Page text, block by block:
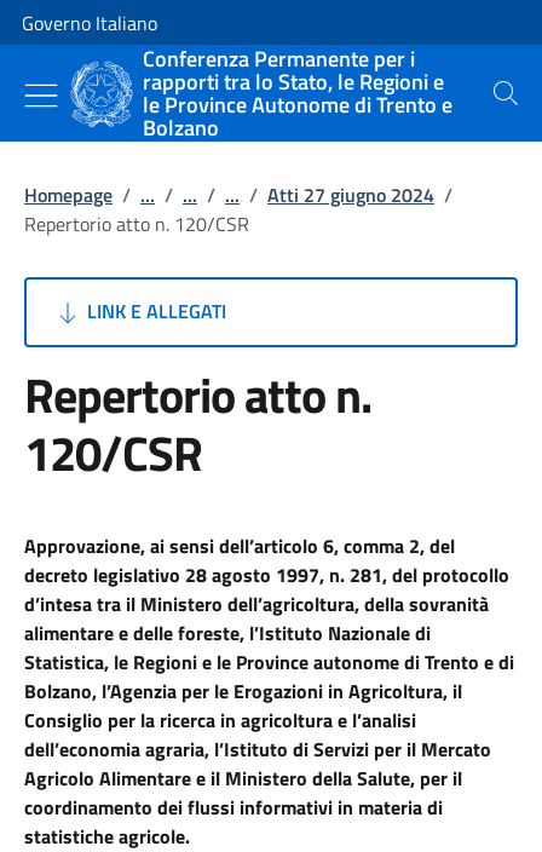
Vai al contenuto
Vai alla navigazione del sito
Governo Italiano
Conferenza Permanente per i
rapporti tra lo Stato, le Regioni e
le Province Autonome di Trento e
Bolzano
Cerca
Homepage / ... / ... / ... / Atti 27 giugno 2024 /
Repertorio atto n. 120/CSR
LINK E ALLEGATI
Repertorio atto n.
120/CSR
Approvazione, ai sensi dell’articolo 6, comma 2, del
decreto legislativo 28 agosto 1997, n. 281, del protocollo
d’intesa tra il Ministero dell’agricoltura, della sovranità
alimentare e delle foreste, l’Istituto Nazionale di
Statistica, le Regioni e le Province autonome di Trento e di
Bolzano, l’Agenzia per le Erogazioni in Agricoltura, il
Consiglio per la ricerca in agricoltura e l’analisi
dell’economia agraria, l’Istituto di Servizi per il Mercato
Agricolo Alimentare e il Ministero della Salute, per il
coordinamento dei flussi informativi in materia di
statistiche agricole.